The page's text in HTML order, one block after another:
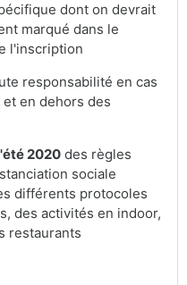
dont on devrait
marqué dans le
l'inscription
responsabilité en cas
en dehors des
2020 des règles
sociale
différents protocoles
des activités en indoor,
restaurants